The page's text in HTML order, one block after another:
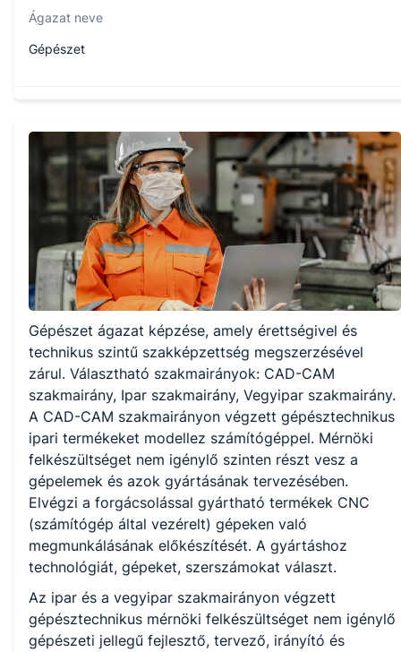
Ágazat neve
Gépészet
Képzés időtartama
Választható szakmairányok:
CAD-CAM
Ipar
Vegyipar
KKK/PTT
KKK letöltése (pdf)
PTT letöltése (pdf)
Okleveles technikusképzés
Nem
A képzést indító intézményeink
Gépészet ágazat képzése, amely érettségivel és
technikus szintű szakképzettség megszerzésével
zárul. Választható szakmairányok: CAD-CAM
szakmairány, Ipar szakmairány, Vegyipar szakmairány.
A CAD-CAM szakmairányon végzett gépésztechnikus
ipari termékeket modellez számítógéppel. Mérnöki
felkészültséget nem igénylő szinten részt vesz a
gépelemek és azok gyártásának tervezésében.
Elvégzi a forgácsolással gyártható termékek CNC
(számítógép által vezérelt) gépeken való
megmunkálásának előkészítését. A gyártáshoz
technológiát, gépeket, szerszámokat választ.
Az ipar és a vegyipar szakmairányon végzett
gépésztechnikus mérnöki felkészültséget nem igénylő
gépészeti jellegű fejlesztő, tervező, irányító és